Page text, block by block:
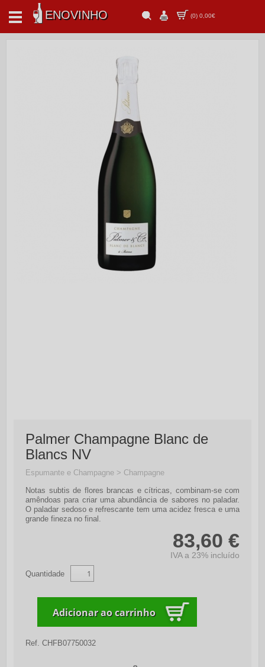
ENOVINHO (0) 0,00€
Palmer Champagne Blanc de
Blancs NV
Espumante e Champagne > Champagne
Notas subtis de flores brancas e cítricas, combinam-se com
amêndoas para criar uma abundância de sabores no paladar.
O paladar sedoso e refrescante tem uma acidez fresca e uma
grande fineza no final.
83,60 €
IVA a 23% incluído
Quantidade
Ref. CHFB07750032